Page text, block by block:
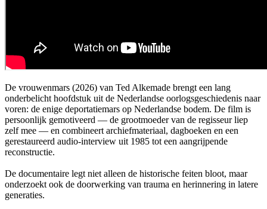
De vrouwenmars (2026) van Ted Alkemade brengt een lang
onderbelicht hoofdstuk uit de Nederlandse oorlogsgeschiedenis naar
voren: de enige deportatiemars op Nederlandse bodem. De film is
persoonlijk gemotiveerd — de grootmoeder van de regisseur liep
zelf mee — en combineert archiefmateriaal, dagboeken en een
gerestaureerd audio-interview uit 1985 tot een aangrijpende
reconstructie.
De documentaire legt niet alleen de historische feiten bloot, maar
onderzoekt ook de doorwerking van trauma en herinnering in latere
generaties.